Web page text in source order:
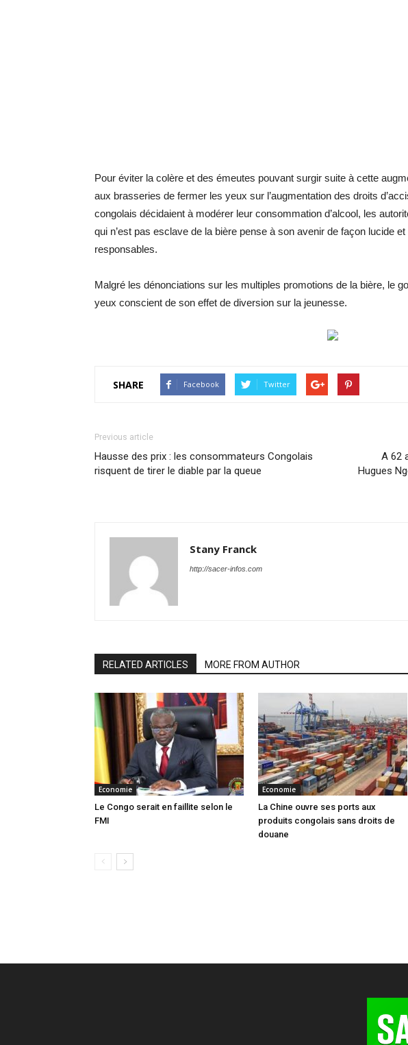
Pour éviter la colère et des émeutes pouvant surgir suite à cette
aux brasseries de fermer les yeux sur l’augmentation des droits
congolais décidaient à modérer leur consommation d’alcool, les
qui n’est pas esclave de la bière pense à son avenir de façon lucide et
responsables.
Malgré les dénonciations sur les multiples promotions de la bière, le
yeux conscient de son effet de diversion sur la jeunesse.
SHARE Facebook Twitter
Previous article
Hausse des prix : les consommateurs Congolais
risquent de tirer le diable par la queue
A 62
Hugues
Stany Franck
http://sacer-infos.com
RELATED ARTICLES MORE FROM AUTHOR
Economie
Le Congo serait en faillite selon le
FMI
Economie
La Chine ouvre ses ports aux
produits congolais sans droits de
douane